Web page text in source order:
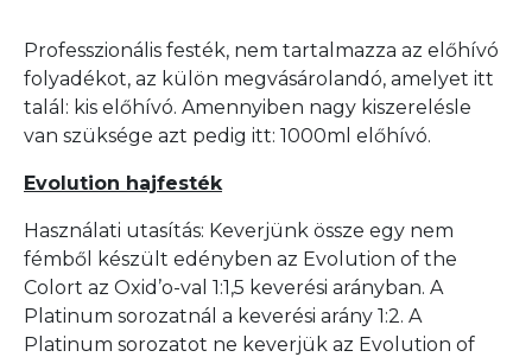
Professzionális festék, nem tartalmazza az előhívó
folyadékot, az külön megvásárolandó, amelyet itt
talál: kis előhívó. Amennyiben nagy kiszerelésle
van szüksége azt pedig itt: 1000ml előhívó.
Evolution hajfesték
Használati utasítás: Keverjünk össze egy nem
fémből készült edényben az Evolution of the
Colort az Oxid’o-val 1:1,5 keverési arányban. A
Platinum sorozatnál a keverési arány 1:2. A
Platinum sorozatot ne keverjük az Evolution of